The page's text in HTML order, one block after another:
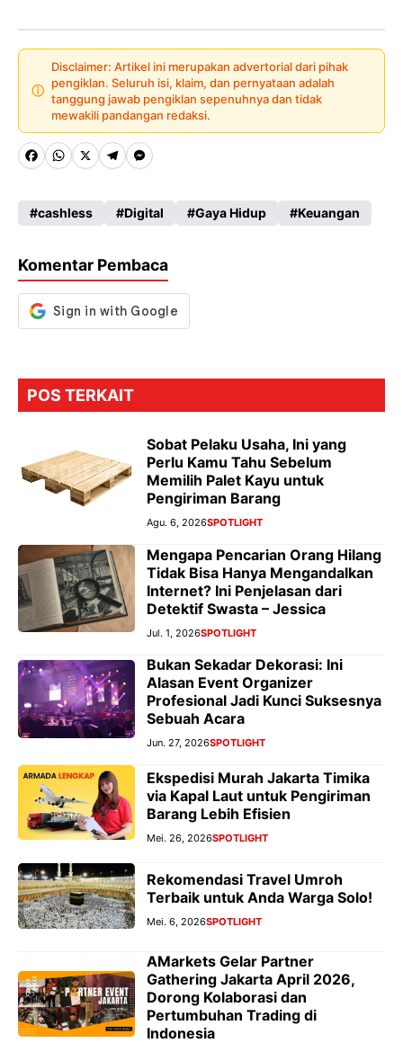
ⓘ
Disclaimer: Artikel ini merupakan advertorial dari pihak
pengiklan. Seluruh isi, klaim, dan pernyataan adalah
tanggung jawab pengiklan sepenuhnya dan tidak
mewakili pandangan redaksi.
Fa
b
o
k
W
ts
p
p
X
Te
gr
m
M
se
g
er
cashless Digital Gaya Hidup Keuangan
Komentar Pembaca
POS TERKAIT
Sobat Pelaku Usaha, Ini yang
Perlu Kamu Tahu Sebelum
Memilih Palet Kayu untuk
Pengiriman Barang
Agu. 6, 2026SPOTLIGHT
Mengapa Pencarian Orang Hilang
Tidak Bisa Hanya Mengandalkan
Internet? Ini Penjelasan dari
Detektif Swasta – Jessica
Jul. 1, 2026SPOTLIGHT
Bukan Sekadar Dekorasi: Ini
Alasan Event Organizer
Profesional Jadi Kunci Suksesnya
Sebuah Acara
Jun. 27, 2026SPOTLIGHT
Ekspedisi Murah Jakarta Timika
via Kapal Laut untuk Pengiriman
Barang Lebih Efisien
Mei. 26, 2026SPOTLIGHT
Rekomendasi Travel Umroh
Terbaik untuk Anda Warga Solo!
Mei. 6, 2026SPOTLIGHT
AMarkets Gelar Partner
Gathering Jakarta April 2026,
Dorong Kolaborasi dan
Pertumbuhan Trading di
Indonesia